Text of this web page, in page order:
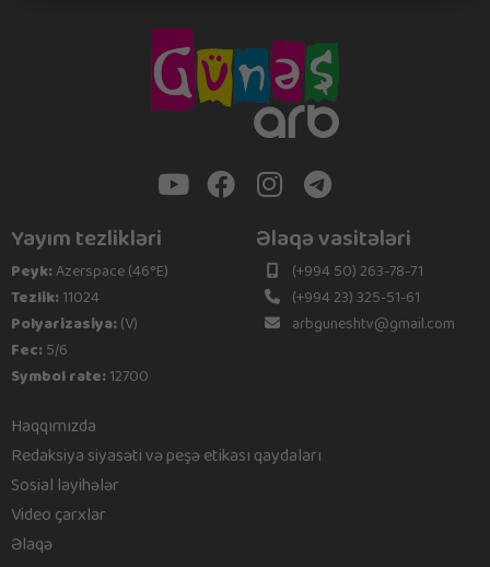
Yayım tezlikləri
Peyk:Azerspace (46°E)
Tezlik:11024
Polyarizasiya:(V)
Fec:5/6
Symbol rate:12700
Əlaqə vasitələri
(+994 50) 263-78-71
(+994 23) 325-51-61
arbguneshtv@gmail.com
Haqqımızda
Redaksiya siyasəti və peşə etikası qaydaları
Sosial layihələr
Video çarxlar
Əlaqə